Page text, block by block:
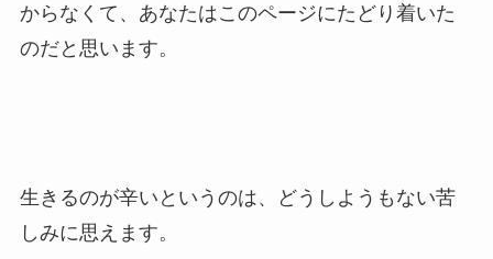
からなくて、あなたはこのページにたどり着いた
のだと思います。
生きるのが辛いというのは、どうしようもない苦
しみに思えます。